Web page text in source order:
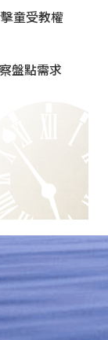
童受教權
盤點需求